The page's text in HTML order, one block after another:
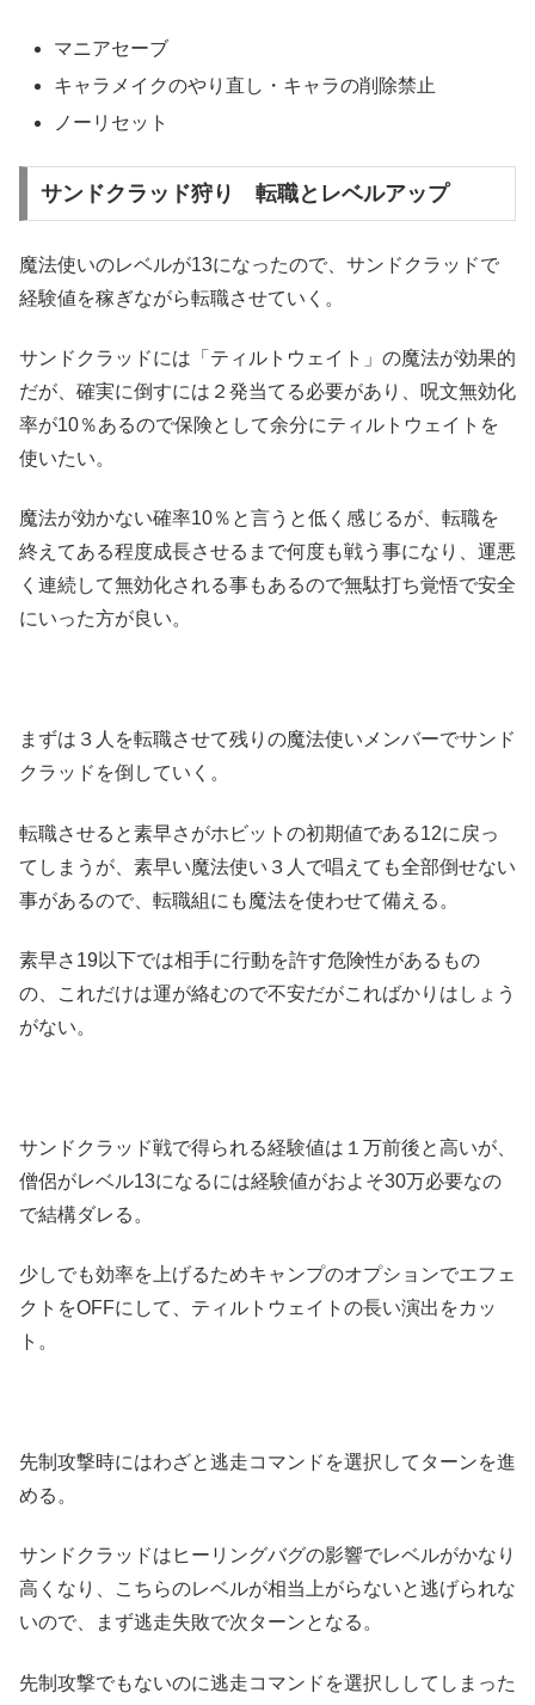
マニアセーブ
キャラメイクのやり直し・キャラの削除禁止
ノーリセット
サンドクラッド狩り 転職とレベルアップ
魔法使いのレベルが13になったので、サンドクラッドで
経験値を稼ぎながら転職させていく。
サンドクラッドには「ティルトウェイト」の魔法が効果的
だが、確実に倒すには２発当てる必要があり、呪文無効化
率が10％あるので保険として余分にティルトウェイトを
使いたい。
魔法が効かない確率10％と言うと低く感じるが、転職を
終えてある程度成長させるまで何度も戦う事になり、運悪
く連続して無効化される事もあるので無駄打ち覚悟で安全
にいった方が良い。
まずは３人を転職させて残りの魔法使いメンバーでサンド
クラッドを倒していく。
転職させると素早さがホビットの初期値である12に戻っ
てしまうが、素早い魔法使い３人で唱えても全部倒せない
事があるので、転職組にも魔法を使わせて備える。
素早さ19以下では相手に行動を許す危険性があるもの
の、これだけは運が絡むので不安だがこればかりはしょう
がない。
サンドクラッド戦で得られる経験値は１万前後と高いが、
僧侶がレベル13になるには経験値がおよそ30万必要なの
で結構ダレる。
少しでも効率を上げるためキャンプのオプションでエフェ
クトをOFFにして、ティルトウェイトの長い演出をカッ
ト。
先制攻撃時にはわざと逃走コマンドを選択してターンを進
める。
サンドクラッドはヒーリングバグの影響でレベルがかなり
高くなり、こちらのレベルが相当上がらないと逃げられな
いので、まず逃走失敗で次ターンとなる。
先制攻撃でもないのに逃走コマンドを選択ししてしまった